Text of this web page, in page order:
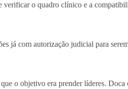
o quadro clínico e a
já com autorização judicial para
o objetivo era prender líderes.